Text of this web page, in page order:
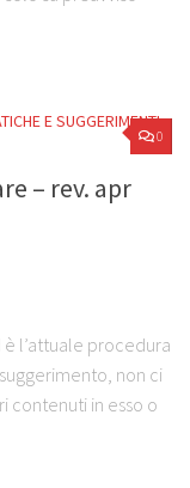
0
E SUGGERIMENTI
– rev. apr
l’attuale procedura
non ci
contenuti in esso o